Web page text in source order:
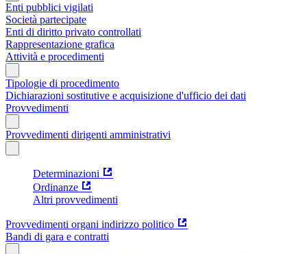
Enti pubblici vigilati
Società partecipate
Enti di diritto privato controllati
Rappresentazione grafica
Attività e procedimenti
Tipologie di procedimento
Dichiarazioni sostitutive e acquisizione d'ufficio dei dati
Provvedimenti
Provvedimenti dirigenti amministrativi
Determinazioni
Ordinanze
Altri provvedimenti
Provvedimenti organi indirizzo politico
Bandi di gara e contratti